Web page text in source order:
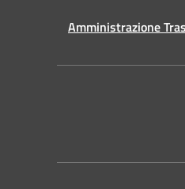
Amministrazione